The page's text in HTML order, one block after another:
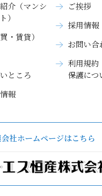
介（マンシ
）
・賃貸）
ところ
報
ご挨拶
採用情報
お問い合
利用規約
保護につ
社ホームページはこちら